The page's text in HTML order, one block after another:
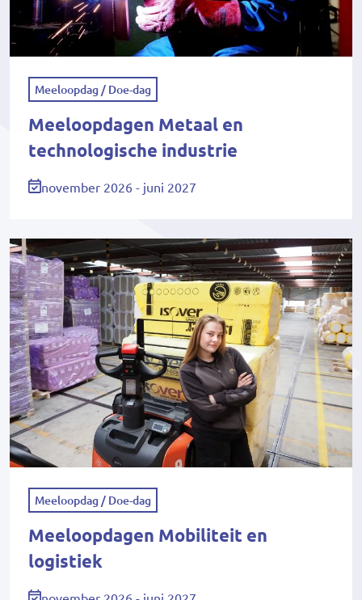
Meeloopdag / Doe-dag
Meeloopdagen Metaal en
technologische industrie
november 2026 - juni 2027
Meeloopdag / Doe-dag
Meeloopdagen Mobiliteit en
logistiek